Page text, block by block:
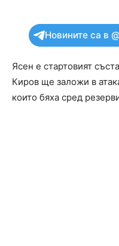
Новините са в
Ясен е стартовият
Киров ще заложи в
които бяха сред